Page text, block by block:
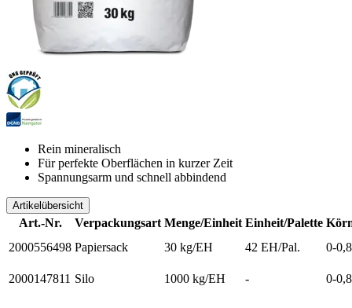
Rein mineralisch
Für perfekte Oberflächen in kurzer Zeit
Spannungsarm und schnell abbindend
Artikelübersicht
Art.-Nr. Verpackungsart Menge/Einheit Einheit/Palette
2000556498 Papiersack 30 kg/EH 42 EH/Pal. 0-
2000147811 Silo 1000 kg/EH - 0-